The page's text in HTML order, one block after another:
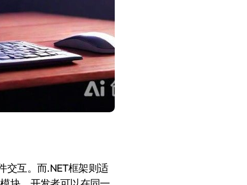
交互。而.NET框架则适